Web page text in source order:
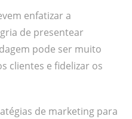
enfatizar a
de presentear
pode ser muito
clientes e fidelizar os
de marketing para